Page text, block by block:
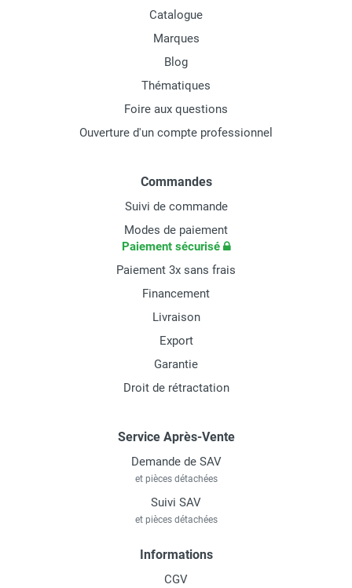
Catalogue
Marques
Blog
Thématiques
Foire aux questions
Ouverture d'un compte professionnel
Commandes
Suivi de commande
Modes de paiement
Paiement sécurisé
Paiement 3x sans frais
Financement
Livraison
Export
Garantie
Droit de rétractation
Service Après-Vente
Demande de SAV
et pièces détachées
Suivi SAV
et pièces détachées
Informations
CGV